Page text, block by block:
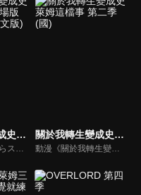
關於我轉生變成史萊姆這檔事 劇場版 紅蓮之絆篇(中文版)
劇場版 転生したらスライムだった件 紅蓮の絆編
關於我轉生變成史萊姆這檔事 第二季(國)
動漫《關於我轉生變成史萊姆這檔事 第2季》線上看。在獲得了「利姆路」這個嶄新的史萊姆人生後，認識了各式各樣種族並成功「打造出不分種族、讓大家都能夠快樂生活的國家」的目標──接下來，還會有什麼樣的冒險等著利姆路呢?